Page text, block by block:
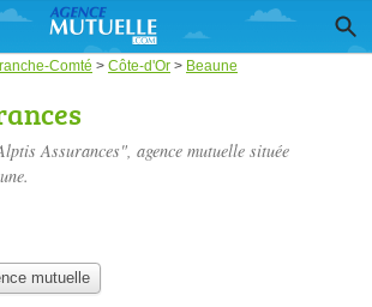
Comté > Côte-d'Or > Beaune
Assurances", agence mutuelle située
mutuelle